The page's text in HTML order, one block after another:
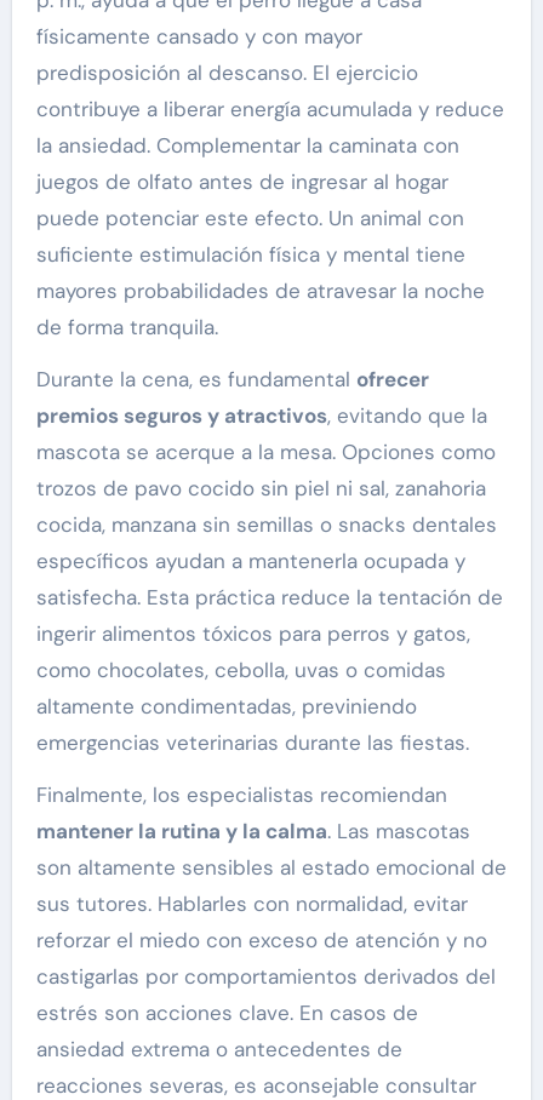
físicamente cansado y con mayor
predisposición al descanso. El ejercicio
contribuye a liberar energía acumulada y reduce
la ansiedad. Complementar la caminata con
juegos de olfato antes de ingresar al hogar
puede potenciar este efecto. Un animal con
suficiente estimulación física y mental tiene
mayores probabilidades de atravesar la noche
de forma tranquila.
Durante la cena, es fundamental ofrecer
premios seguros y atractivos, evitando que la
mascota se acerque a la mesa. Opciones como
trozos de pavo cocido sin piel ni sal, zanahoria
cocida, manzana sin semillas o snacks dentales
específicos ayudan a mantenerla ocupada y
satisfecha. Esta práctica reduce la tentación de
ingerir alimentos tóxicos para perros y gatos,
como chocolates, cebolla, uvas o comidas
altamente condimentadas, previniendo
emergencias veterinarias durante las fiestas.
Finalmente, los especialistas recomiendan
mantener la rutina y la calma. Las mascotas
son altamente sensibles al estado emocional de
sus tutores. Hablarles con normalidad, evitar
reforzar el miedo con exceso de atención y no
castigarlas por comportamientos derivados del
estrés son acciones clave. En casos de
ansiedad extrema o antecedentes de
reacciones severas, es aconsejable consultar